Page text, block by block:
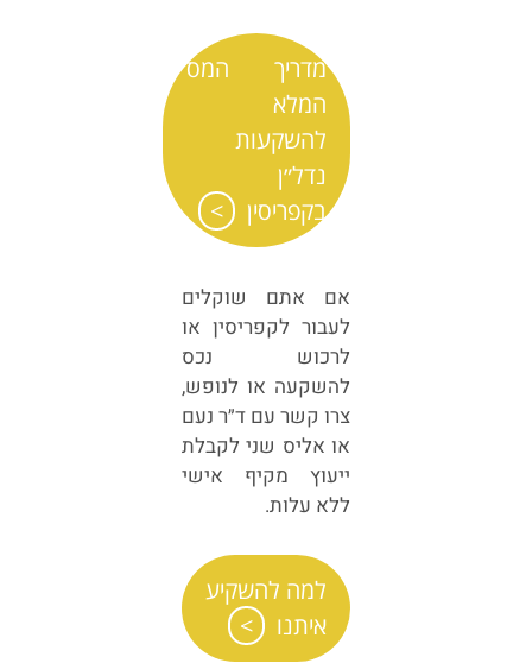
מדריך המס
המלא
להשקעות
נדל״ן
בקפריסין
אם אתם שוקלים
לעבור לקפריסין או
לרכוש נכס
להשקעה או לנופש,
צרו קשר עם ד״ר נעם
או אליס שני לקבלת
ייעוץ מקיף אישי
ללא עלות.
למה להשקיע
איתנו